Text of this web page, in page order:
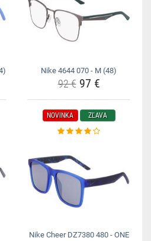
Nike 4644 070 - M (48)
92 €97 €
NOVINKA ZĽAVA
Nike Cheer DZ7380 480 - ONE